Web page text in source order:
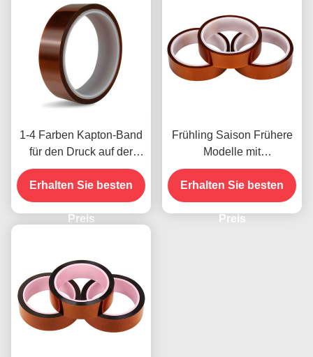
1-4 Farben Kapton-Band
für den Druck auf der
Vorderseite
Erhalten Sie besten
Preis
Frühling Saison Frühere
Modelle mit
Feuchtigkeitsbeständigke
it und 2,5N/25mm
Schälfestigkeit
Erhalten Sie besten
Preis